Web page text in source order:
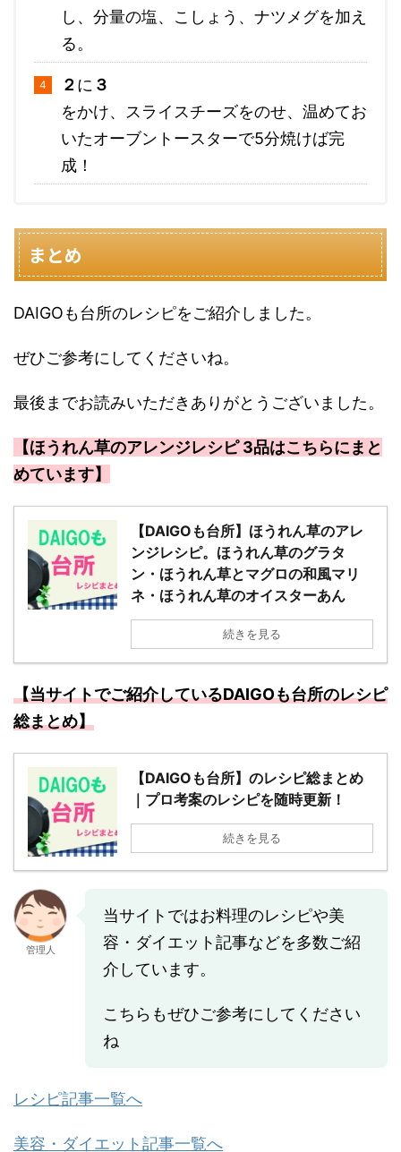
し、分量の塩、こしょう、ナツメグを加え
る。
２に ３
をかけ、スライスチーズをのせ、温めてお
いたオーブントースターで5分焼けば完
成！
まとめ
DAIGOも台所のレシピをご紹介しました。
ぜひご参考にしてくださいね。
最後までお読みいただきありがとうございました。
【ほうれん草のアレンジレシピ 3品はこちらにまと
めています】
【DAIGOも台所】ほうれん草のアレ
ンジレシピ。ほうれん草のグラタ
ン・ほうれん草とマグロの和風マリ
ネ・ほうれん草のオイスターあん
続きを見る
【当サイトでご紹介しているDAIGOも台所のレシピ
総まとめ】
【DAIGOも台所】のレシピ総まとめ
｜プロ考案のレシピを随時更新！
続きを見る
管理人
当サイトではお料理のレシピや美
容・ダイエット記事などを多数ご紹
介しています。
こちらもぜひご参考にしてください
ね
レシピ記事一覧へ
美容・ダイエット記事一覧へ